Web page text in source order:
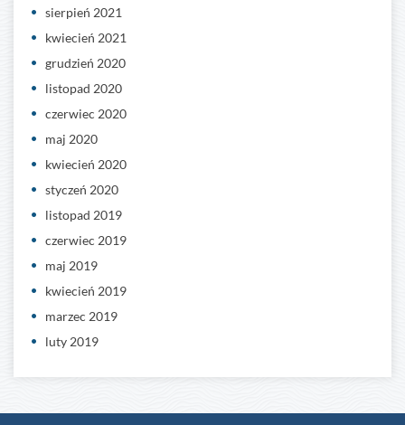
sierpień 2021
kwiecień 2021
grudzień 2020
listopad 2020
czerwiec 2020
maj 2020
kwiecień 2020
styczeń 2020
listopad 2019
czerwiec 2019
maj 2019
kwiecień 2019
marzec 2019
luty 2019